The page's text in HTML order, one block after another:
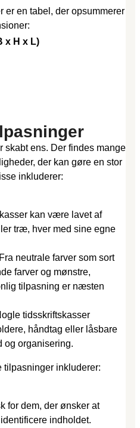
er en tabel, der opsummerer
x H x L)
skabt ens. Der findes mange
der kan gøre en stor
inkluderer:
kan være lavet af
træ, hver med sine egne
Fra neutrale farver som sort
farver og mønstre,
tilpasning er næsten
tidsskriftskasser
håndtag eller låsbare
og organisering.
inkluderer:
for dem, der ønsker at
indholdet.